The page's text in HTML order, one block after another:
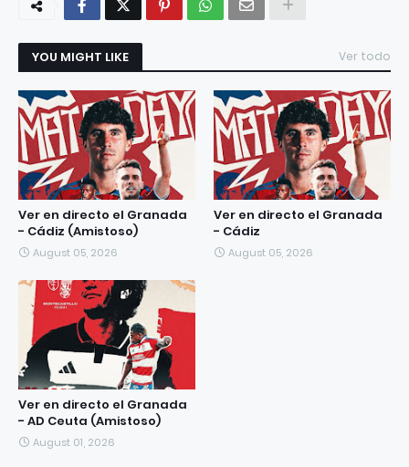
YOU MIGHT LIKE Ver todo
Ver en directo el Granada
- Cádiz (Amistoso)
August 05, 2026
Ver en directo el Granada
- Cádiz
August 05, 2026
Ver en directo el Granada
- AD Ceuta (Amistoso)
August 01, 2026